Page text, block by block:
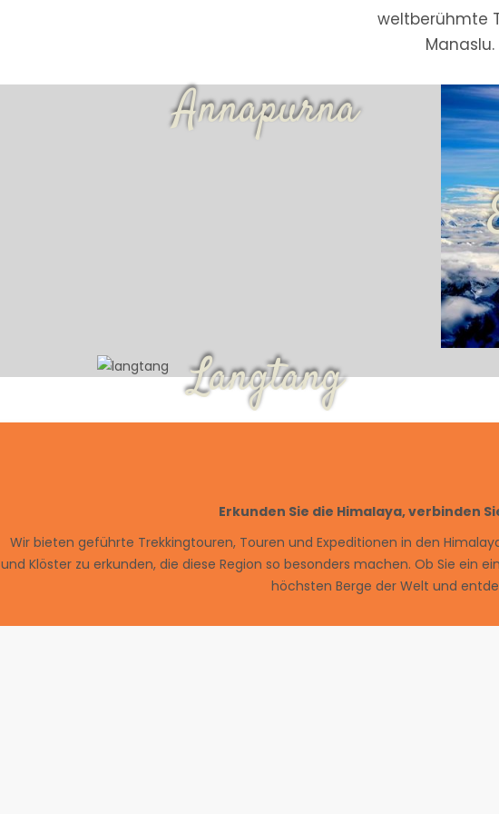
weltberühmte
Annapurna
Langtang
Erkunden Sie die Himalaya, verbinden
Wir bieten geführte Trekkingtouren, Touren und Expeditionen in den Himal
und Klösterzu erkunden,die diese Region so besonders machen. Ob Sie ein ein
höchsten Berge derWelt und ent